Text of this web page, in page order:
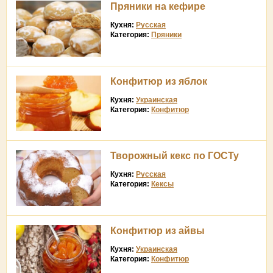
Пряники на кефире
Кухня: Русская
Категория: Пряники
Конфитюр из яблок
Кухня: Украинская
Категория: Конфитюр
Творожный кекс по ГОСТу
Кухня: Русская
Категория: Кексы
Конфитюр из айвы
Кухня: Украинская
Категория: Конфитюр